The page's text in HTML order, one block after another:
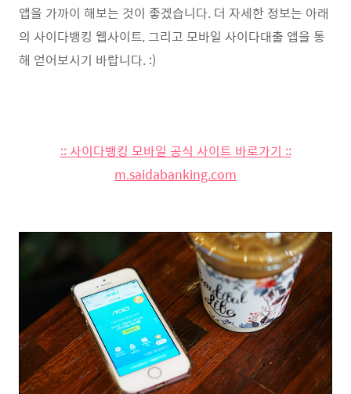
앱을 가까이 해보는 것이 좋겠습니다. 더 자세한 정보는 아래
의 사이다뱅킹 웹사이트, 그리고 모바일 사이다대출 앱을 통
해 얻어보시기 바랍니다. :)
:: 사이다뱅킹 모바일 공식 사이트 바로가기 ::
m.saidabanking.com